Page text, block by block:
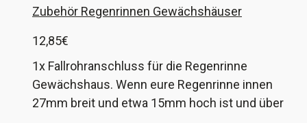
Zubehör Regenrinnen Gewächshäuser
12,85€
1x Fallrohranschluss für die Regenrinne
Gewächshaus. Wenn eure Regenrinne innen
27mm breit und etwa 15mm hoch ist und über